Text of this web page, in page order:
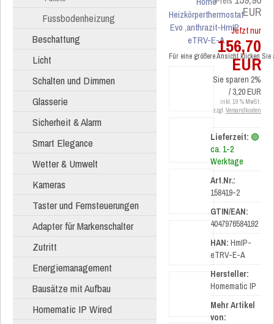
Fussbodenheizung
Beschattung
Licht
Schalten und Dimmen
Glasserie
Sicherheit & Alarm
Smart Elegance
Wetter & Umwelt
Kameras
Taster und Fernsteuerungen
Adapter für Markenschalter
Zutritt
Energiemanagement
Bausätze mit Aufbau
Homematic IP Wired
Für eine größere Ansicht klicken
EUR
Jetzt nur
156,70
EUR
Sie sparen 2%
/ 3,20 EUR
inkl. 19 % MwSt.
zzgl. Versandkosten
Lieferzeit: 🟢
ca. 1-2
Werktage
Art.Nr.:
158419-2
GTIN/EAN:
4047976584192
HAN: HmIP-
eTRV-E-A
Hersteller:
Homematic IP
Mehr Artikel
von: